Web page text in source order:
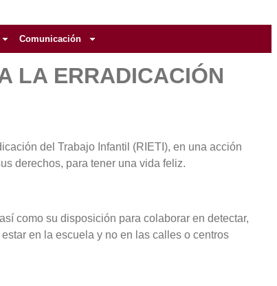
Comunicación
LA ERRADICACIÓN
del Trabajo Infantil (RIETI), en una acción
derechos, para tener una vida feliz.
como su disposición para colaborar en detectar,
en la escuela y no en las calles o centros